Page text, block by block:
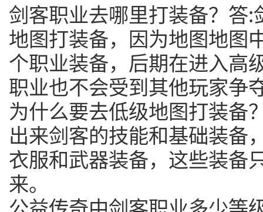
剑客职业去哪里打装备？答
地图打装备，因为地图地图
个职业装备，后期在进入高
职业也不会受到其他玩家争
为什么要去低级地图打装备
出来剑客的技能和基础装备
衣服和武器装备，这些装备
来。